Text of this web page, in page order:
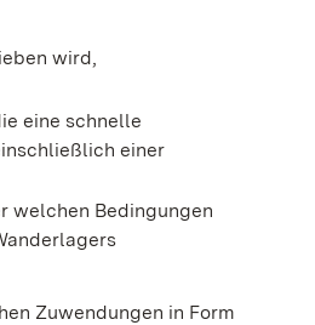
wird,
eine schnelle
einer
welchen Bedingungen
Zuwendungen in Form